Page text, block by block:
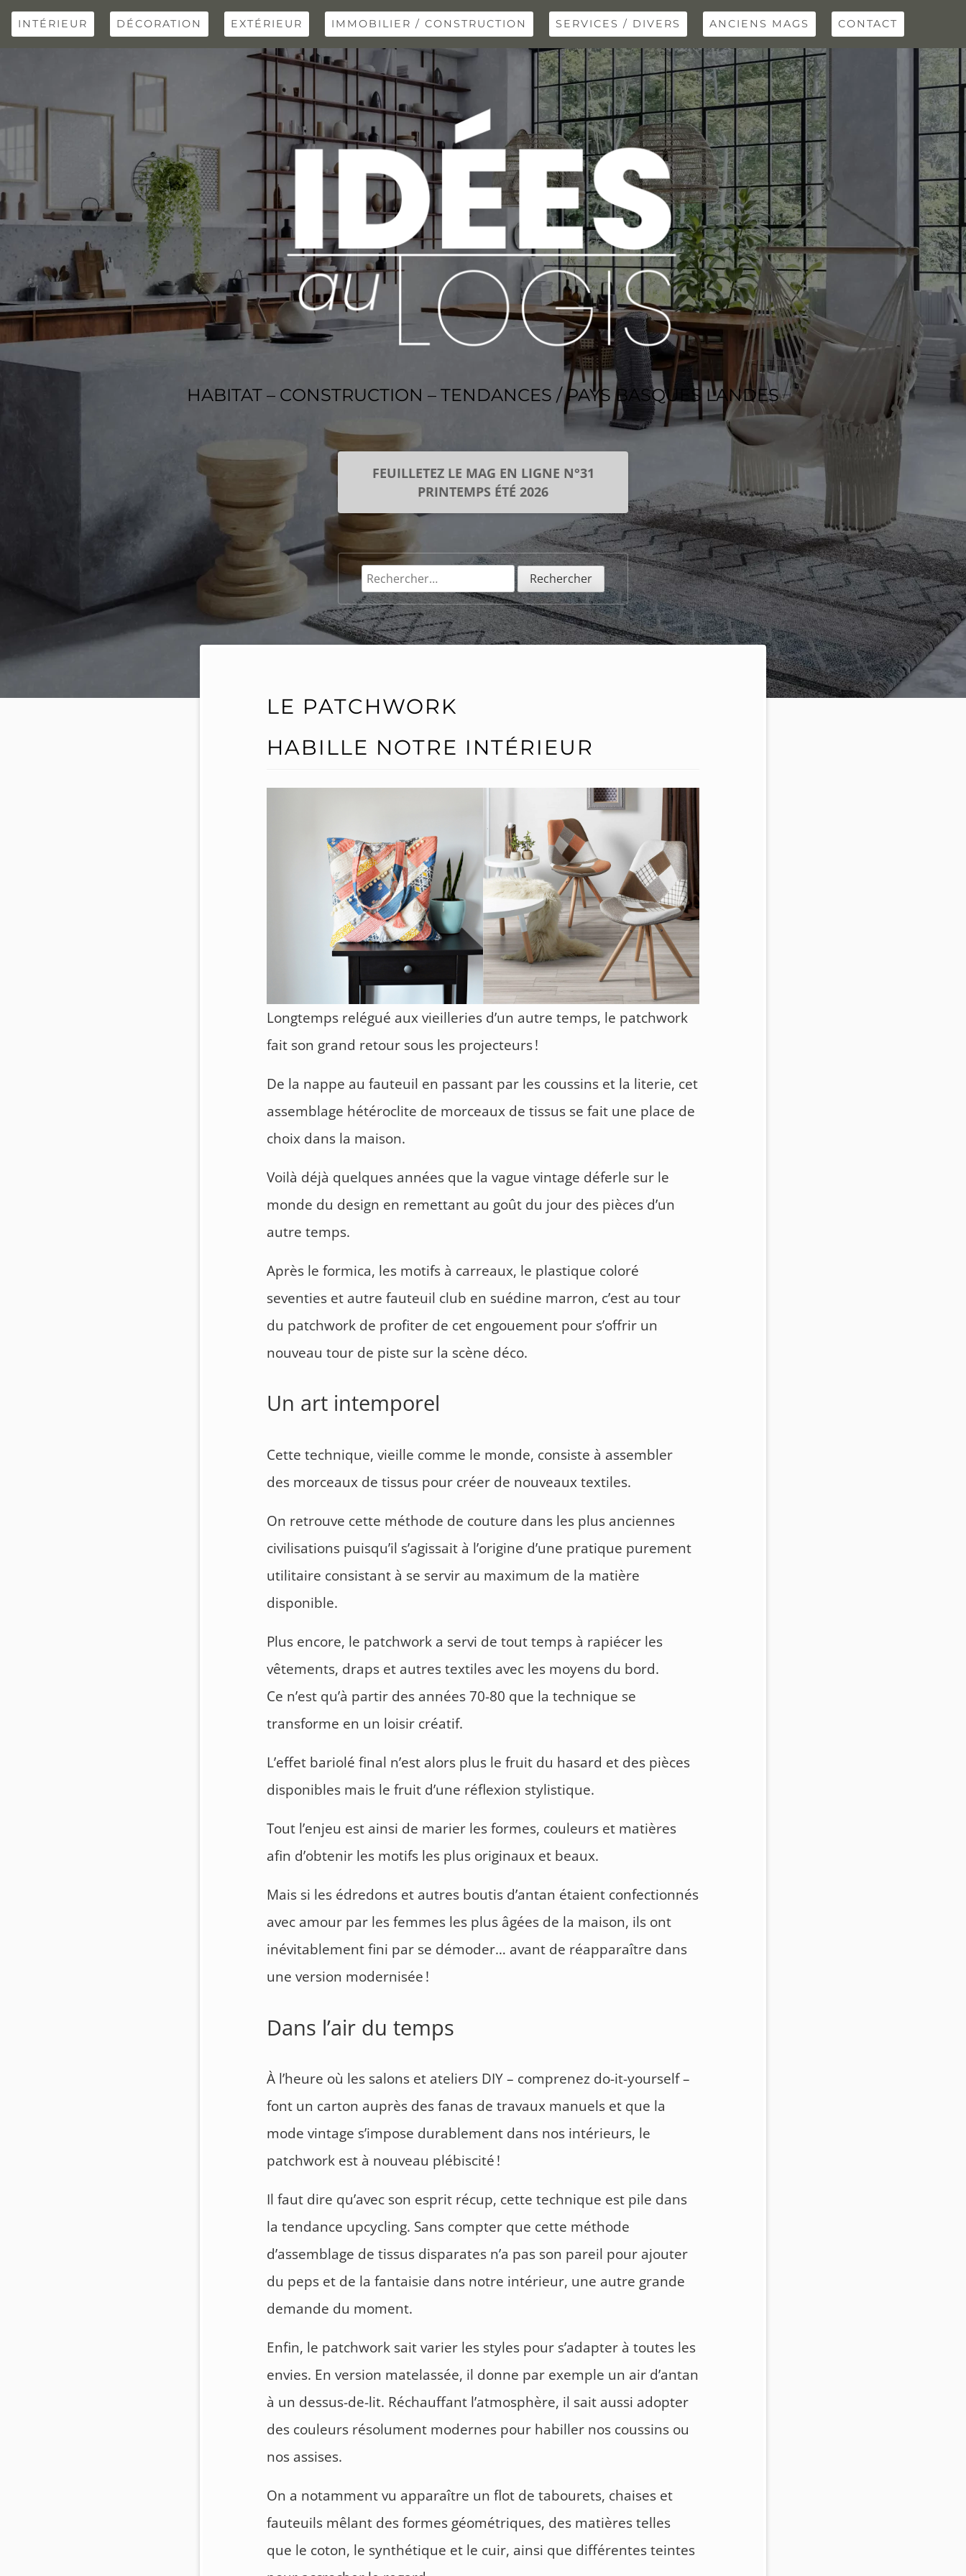
Skip
INTÉRIEUR DÉCORATION EXTÉRIEUR IMMOBILIER / CONSTRUCTION SERVICES / DIVERS ANCIENS MAGS CONTACT
HABITAT – CONSTRUCTION – TENDANCES / PAYS BASQUES LANDES
FEUILLETEZ LE MAG EN LIGNE N°31
PRINTEMPS ÉTÉ 2026
Rechercher :
LE PATCHWORK
HABILLE NOTRE INTÉRIEUR
Longtemps relégué aux vieilleries d’un autre temps, le patchwork
fait son grand retour sous les projecteurs !
De la nappe au fauteuil en passant par les coussins et la literie, cet
assemblage hétéroclite de morceaux de tissus se fait une place de
choix dans la maison.
Voilà déjà quelques années que la vague vintage déferle sur le
monde du design en remettant au goût du jour des pièces d’un
autre temps.
Après le formica, les motifs à carreaux, le plastique coloré
seventies et autre fauteuil club en suédine marron, c’est au tour
du patchwork de profiter de cet engouement pour s’offrir un
nouveau tour de piste sur la scène déco.
Un art intemporel
Cette technique, vieille comme le monde, consiste à assembler
des morceaux de tissus pour créer de nouveaux textiles.
On retrouve cette méthode de couture dans les plus anciennes
civilisations puisqu’il s’agissait à l’origine d’une pratique purement
utilitaire consistant à se servir au maximum de la matière
disponible.
Plus encore, le patchwork a servi de tout temps à rapiécer les
vêtements, draps et autres textiles avec les moyens du bord.
Ce n’est qu’à partir des années 70-80 que la technique se
transforme en un loisir créatif.
L’effet bariolé final n’est alors plus le fruit du hasard et des pièces
disponibles mais le fruit d’une réflexion stylistique.
Tout l’enjeu est ainsi de marier les formes, couleurs et matières
afin d’obtenir les motifs les plus originaux et beaux.
Mais si les édredons et autres boutis d’antan étaient confectionnés
avec amour par les femmes les plus âgées de la maison, ils ont
inévitablement fini par se démoder… avant de réapparaître dans
une version modernisée !
Dans l’air du temps
À l’heure où les salons et ateliers DIY – comprenez do-it-yourself –
font un carton auprès des fanas de travaux manuels et que la
mode vintage s’impose durablement dans nos intérieurs, le
patchwork est à nouveau plébiscité !
Il faut dire qu’avec son esprit récup, cette technique est pile dans
la tendance upcycling. Sans compter que cette méthode
d’assemblage de tissus disparates n’a pas son pareil pour ajouter
du peps et de la fantaisie dans notre intérieur, une autre grande
demande du moment.
Enfin, le patchwork sait varier les styles pour s’adapter à toutes les
envies. En version matelassée, il donne par exemple un air d’antan
à un dessus-de-lit. Réchauffant l’atmosphère, il sait aussi adopter
des couleurs résolument modernes pour habiller nos coussins ou
nos assises.
On a notamment vu apparaître un flot de tabourets, chaises et
fauteuils mêlant des formes géométriques, des matières telles
que le coton, le synthétique et le cuir, ainsi que différentes teintes